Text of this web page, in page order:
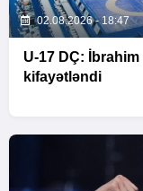
02.08.2026 - 18:47
U-17 DÇ:
kifayətləndi